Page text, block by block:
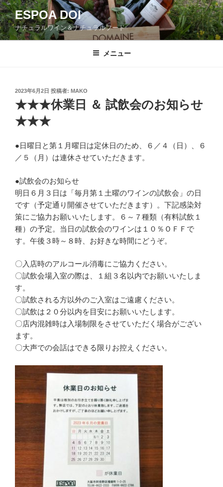
コ
ン
テ
ン
ESPOA DOI
ナチュラルワイン＆ナチュラルフード
メニュー
投
日:
2023年6月2日 投稿者: MAKO
★★★休業日 ＆ 試飲会のお知らせ
★★★
●日曜日と第１月曜日は定休日のため、６／４（日）、６
／５（月）は連休させていただきます。
●試飲会のお知らせ
明日６月３日は「毎月第１土曜のワインの試飲会」の日
です（予定通り開催させていただきます）。下記感染対
策にご協力お願いいたします。６～７種類（有料試飲１
種）の予定。当日の試飲会のワインは１０％ＯＦＦで
す。午後３時～８時、お好きな時間にどうぞ。
〇入店時のアルコール消毒にご協力ください。
〇試飲会場入室の際は、１組３名以内でお願いいたしま
す。
〇試飲される方以外のご入室はご遠慮ください。
〇試飲は２０分以内を目安にお願いいたします。
〇店内混雑時は入場制限をさせていただく場合がござい
ます。
〇大声での会話はできる限りお控えください。